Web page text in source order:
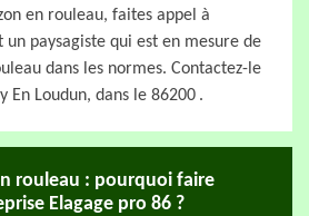
en rouleau, faites appel à
un paysagiste qui est en mesure de
dans les normes. Contactez-le
En Loudun, dans le 86200 .
rouleau : pourquoi faire
Elagage pro 86 ?